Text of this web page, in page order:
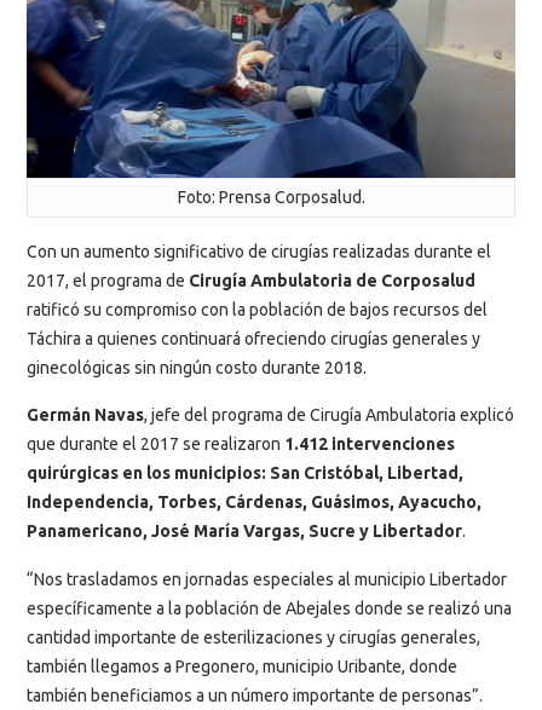
Foto: Prensa Corposalud.
Con un aumento significativo de cirugías realizadas durante el
2017, el programa de Cirugía Ambulatoria de Corposalud
ratificó su compromiso con la población de bajos recursos del
Táchira a quienes continuará ofreciendo cirugías generales y
ginecológicas sin ningún costo durante 2018.
Germán Navas, jefe del programa de Cirugía Ambulatoria explicó
que durante el 2017 se realizaron 1.412 intervenciones
quirúrgicas en los municipios: San Cristóbal, Libertad,
Independencia, Torbes, Cárdenas, Guásimos, Ayacucho,
Panamericano, José María Vargas, Sucre y Libertador.
“Nos trasladamos en jornadas especiales al municipio Libertador
específicamente a la población de Abejales donde se realizó una
cantidad importante de esterilizaciones y cirugías generales,
también llegamos a Pregonero, municipio Uribante, donde
también beneficiamos a un número importante de personas”.